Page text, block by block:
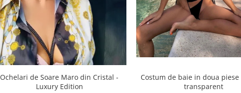
Ochelari de Soare Maro din Cristal -
Luxury Edition
Costum de baie in doua
transparent